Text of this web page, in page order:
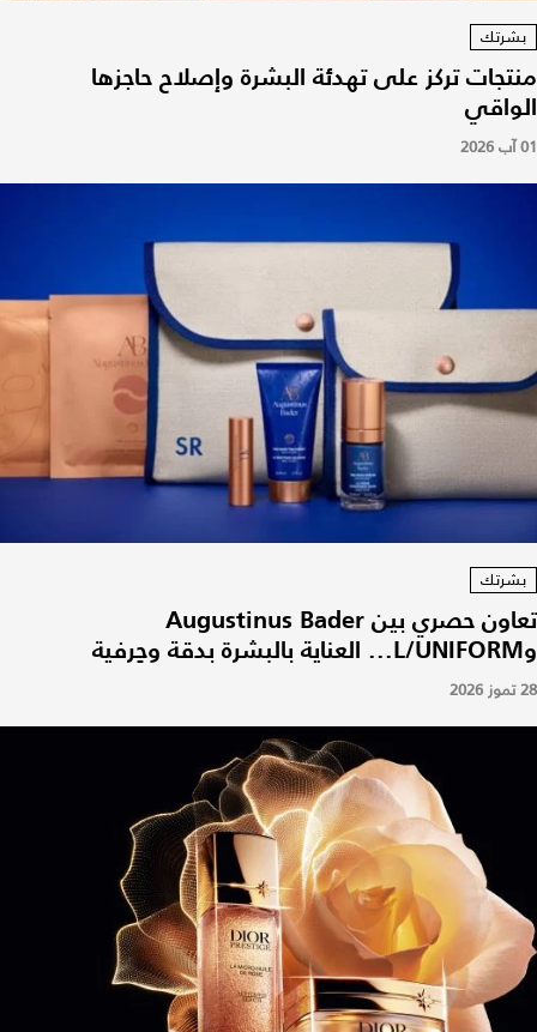
بشرتك
منتجات تركز على تهدئة البشرة وإصلاح حاجزها
الواقي
01 آب 2026
بشرتك
تعاون حصري بين Augustinus Bader
وL/UNIFORM... العناية بالبشرة بدقة وحِرفية
28 تموز 2026